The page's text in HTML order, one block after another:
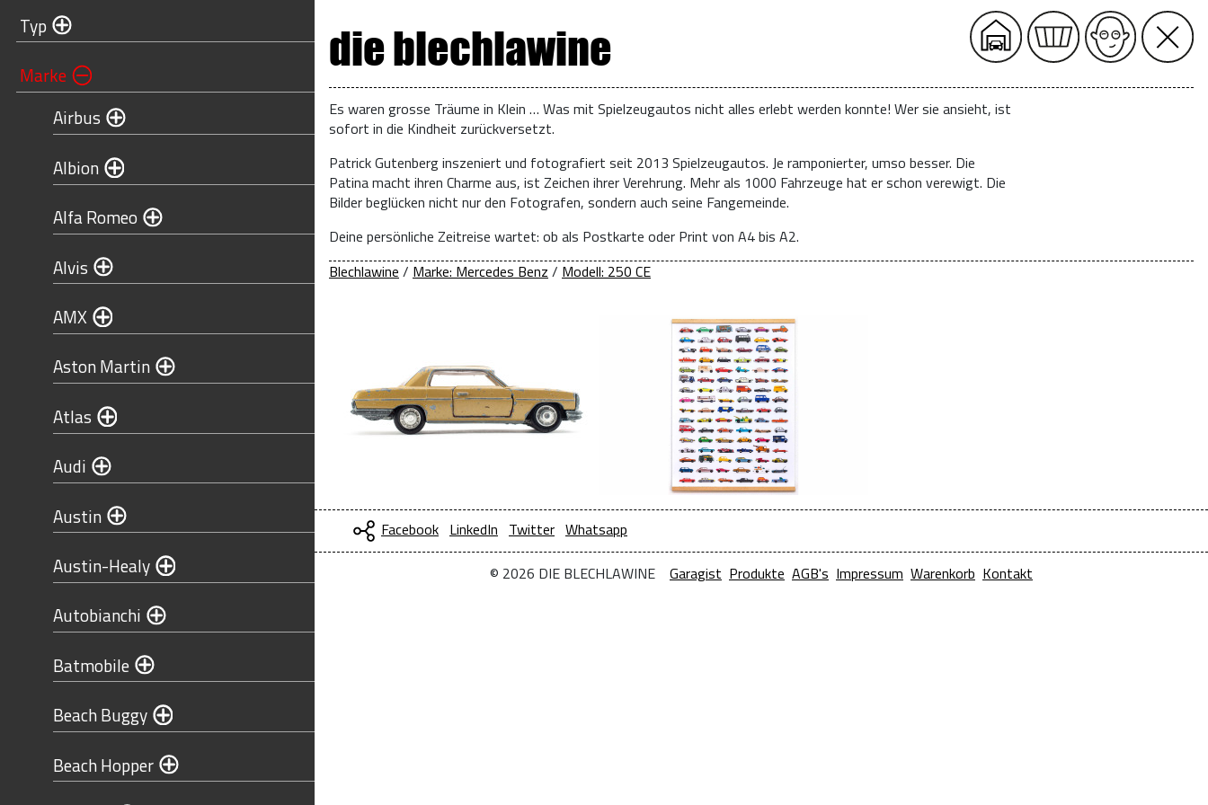
Typ
Marke
Airbus
Albion
Alfa Romeo
Alvis
AMX
Aston Martin
Atlas
Audi
Austin
Austin-Healy
Autobianchi
Batmobile
Beach Buggy
Beach Hopper
die blechlawine
Es waren grosse Träume in Klein … Was mit Spielzeugautos nicht alles erlebt werden konnte! Wer sie ansieht, ist
sofort in die Kindheit zurückversetzt.
Patrick Gutenberg inszeniert und fotografiert seit 2013 Spielzeugautos. Je ramponierter, umso besser. Die
Patina macht ihren Charme aus, ist Zeichen ihrer Verehrung. Mehr als 1000 Fahrzeuge hat er schon verewigt. Die
Bilder beglücken nicht nur den Fotografen, sondern auch seine Fangemeinde.
Deine persönliche Zeitreise wartet: ob als Postkarte oder Print von A4 bis A2.
Blechlawine / Marke: Mercedes Benz / Modell: 250 CE
Facebook LinkedIn Twitter Whatsapp
© 2026 DIE BLECHLAWINE Garagist Produkte AGB's Impressum Warenkorb Kontakt